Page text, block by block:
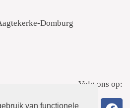
van functionele
Domburg
Volg ons op: